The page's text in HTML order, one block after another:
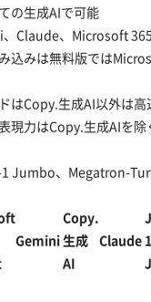
の生成AIで可能
、Claude、Microsoft
込みは無料版では
はCopy.生成AI以外は高
現力はCopy.生成AIを
Jumbo、Megatron-
Gemini
Copy.
生成
AI
Claude 1